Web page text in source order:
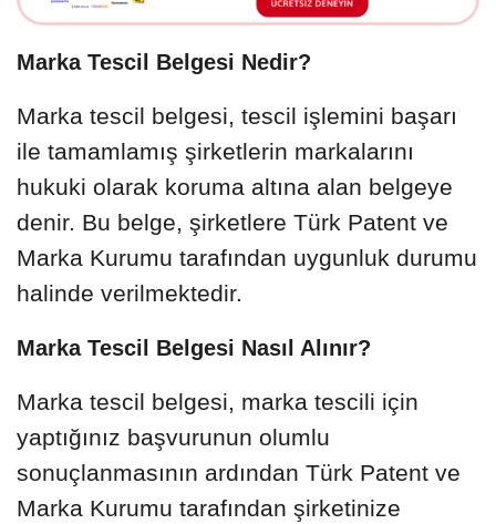
Marka Tescil Belgesi Nedir?
Marka tescil belgesi, tescil işlemini başarı
ile tamamlamış şirketlerin markalarını
hukuki olarak koruma altına alan belgeye
denir. Bu belge, şirketlere Türk Patent ve
Marka Kurumu tarafından uygunluk durumu
halinde verilmektedir.
Marka Tescil Belgesi Nasıl Alınır?
Marka tescil belgesi, marka tescili için
yaptığınız başvurunun olumlu
sonuçlanmasının ardından Türk Patent ve
Marka Kurumu tarafından şirketinize